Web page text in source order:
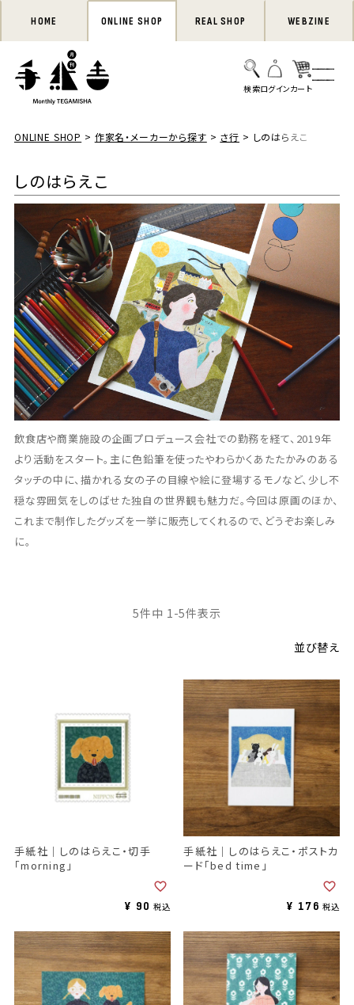
HOME ONLINE SHOP REAL SHOP WEBZINE
ONLINE SHOP 作家名・メーカーから探す さ行 しのはらえこ
しのはらえこ
飲食店や商業施設の企画プロデュース会社での勤務を経て、2019年
より活動をスタート。主に色鉛筆を使ったやわらかくあたたかみのある
タッチの中に、描かれる女の子の目線や絵に登場するモノなど、少し不
穏な雰囲気をしのばせた独自の世界観も魅力だ。今回は原画のほか、
これまで制作したグッズを一挙に販売してくれるので、どうぞお楽しみ
に。
並び替え
5件中 1-5件表示
手紙社｜しのはらえこ・切手
「morning」
¥ 90 税込
手紙社｜しのはらえこ・ポストカ
ード「bed time」
¥ 176 税込